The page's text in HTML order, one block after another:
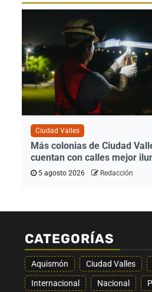
Ciudad Valles
Más colonias de Ciudad
cuentan con calles mejor
5 agosto 2026 Redacción
CATEGORÍAS
Aquismón Ciudad Valles
Internacional Nacional